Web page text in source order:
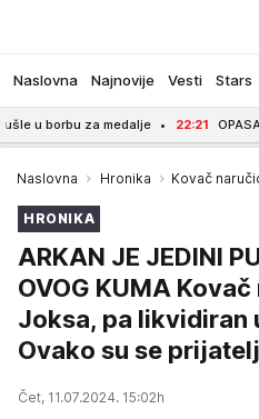
Naslovna Najnovije Vesti Stars
za medalje 22:21 OPASAN ŠAMAR
Naslovna Hronika Kovač
HRONIKA
ARKAN JE JEDINI
OVOG KUMA
Joksa, pa likvidiran
Ovako su se
Čet, 11.07.2024. 15:02h